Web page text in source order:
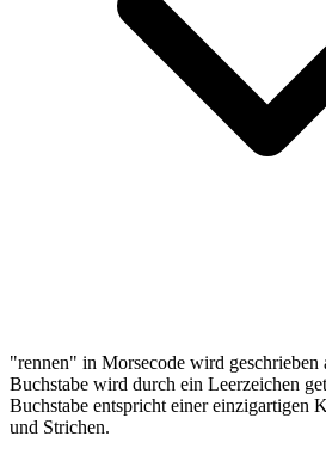
"rennen" in Morsecode wird geschrieben
Buchstabe wird durch ein Leerzeichen
Buchstabe entspricht einer einzigartigen
und Strichen.